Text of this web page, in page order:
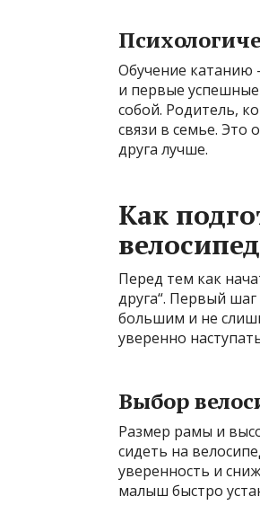
Обучение катанию
и первые
собой. Родитель,
связи в семье. Это
друга лучше.
Как
Перед тем как
друга“. Первый
большим и не
уверенно
Выбор
Размер рамы и
сидеть на
уверенность и
малыш быстро